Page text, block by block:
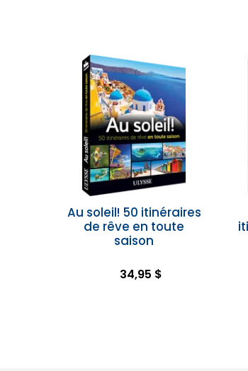
Au soleil! 50 itinéraires
de rêve en toute
saison
34,95 $